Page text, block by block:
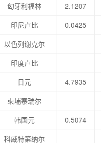
匈牙利福林
2.1207
印尼卢比
0.0425
以色列谢克尔
印度卢比
日元
4.7935
柬埔寨瑞尔
韩国元
0.5074
科威特第纳尔